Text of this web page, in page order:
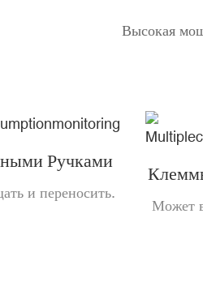
Высокая
Ручками
и переносить.
Может